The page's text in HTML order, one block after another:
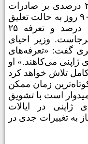
درصدی بر صادرات
۹۰ روز به حالت تعلیق
درصد و تعرفه ۲۵
وزیر احیای
گفت: «تعرفه‌های
می‌کاهند.» او
تلاش خواهد کرد
زمان ممکن
است با تشویق
ژاپنی در ایالات
به تغییرات جدی در